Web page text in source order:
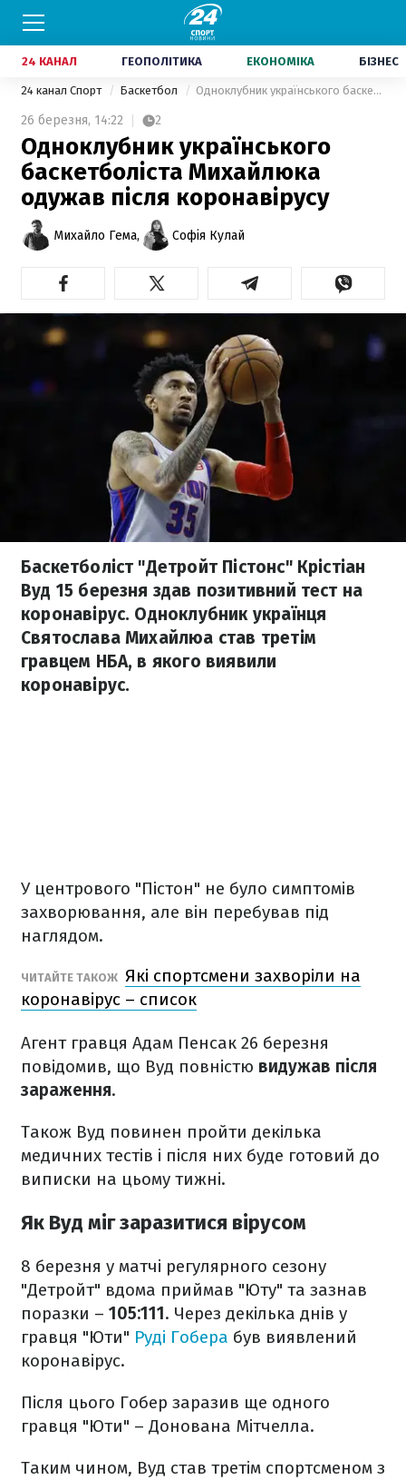
24 КАНАЛ ГЕОПОЛІТИКА ЕКОНОМІКА БІЗНЕС
24 канал Спорт Баскетбол Одноклубник українського баскетболіста Михайлюка одужав після коронавірусу
26 березня, 14:22 2
Одноклубник українського
баскетболіста Михайлюка
одужав після коронавірусу
Михайло Гема, Софія Кулай
Баскетболіст "Детройт Пістонс" Крістіан
Вуд 15 березня здав позитивний тест на
коронавірус. Одноклубник українця
Святослава Михайлюа став третім
гравцем НБА, в якого виявили
коронавірус.
У центрового "Пістон" не було симптомів
захворювання, але він перебував під
наглядом.
ЧИТАЙТЕ ТАКОЖ Які спортсмени захворіли на
коронавірус – список
Агент гравця Адам Пенсак 26 березня
повідомив, що Вуд повністю видужав після
зараження.
Також Вуд повинен пройти декілька
медичних тестів і після них буде готовий до
виписки на цьому тижні.
Як Вуд міг заразитися вірусом
8 березня у матчі регулярного сезону
"Детройт" вдома приймав "Юту" та зазнав
поразки – 105:111. Через декілька днів у
гравця "Юти" Руді Гобера був виявлений
коронавірус.
Після цього Гобер заразив ще одного
гравця "Юти" – Донована Мітчелла.
Таким чином, Вуд став третім спортсменом з